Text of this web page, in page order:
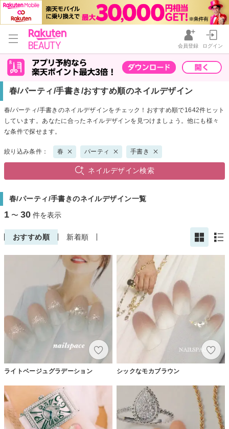
会員登録 ログイン
春/パーティ/手書き/おすすめ順のネイルデザイン
春/パーティ/手書きのネイルデザインをチェック！おすすめ順で1642件ヒット
しています。あなたに合ったネイルデザインを見つけましょう。他にも様々
な条件で探せます。
絞り込み条件： 春 パーティ 手書き
ネイルデザイン検索
春/パーティ/手書きのネイルデザイン一覧
1 〜 30 件を表示
おすすめ順 新着順
ライトベージュグラデーション シックなモカブラウン